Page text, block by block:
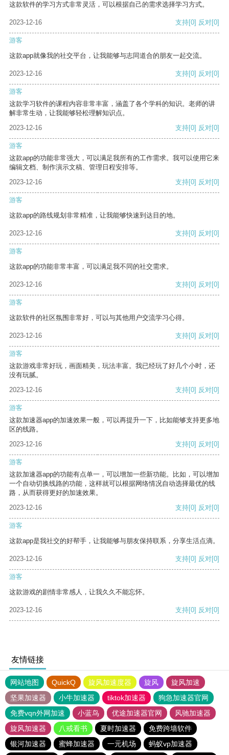
这款软件的学习方式非常灵活，可以根据自己的需求选择学习方式。
2023-12-16 支持[0] 反对[0]
游客
这款app就像我的社交平台，让我能够与志同道合的朋友一起交流。
2023-12-16 支持[0] 反对[0]
游客
这款学习软件的课程内容非常丰富，涵盖了各个学科的知识。老师的讲
解非常生动，让我能够轻松理解知识点。
2023-12-16
支持[0] 反对[0]
游客
这款app的功能非常强大，可以满足我所有的工作需求。我可以使用它来
编辑文档、制作演示文稿、管理日程安排等。
2023-12-16
支持[0] 反对[0]
游客
这款app的路线规划非常精准，让我能够快速到达目的地。
2023-12-16 支持[0] 反对[0]
游客
这款app的功能非常丰富，可以满足我不同的社交需求。
2023-12-16 支持[0] 反对[0]
游客
这款软件的社区氛围非常好，可以与其他用户交流学习心得。
2023-12-16 支持[0] 反对[0]
游客
这款游戏非常好玩，画面精美，玩法丰富。我已经玩了好几个小时，还
没有玩腻。
2023-12-16
支持[0] 反对[0]
游客
这款加速器app的加速效果一般，可以再提升一下，比如能够支持更多地
区的线路。
2023-12-16
支持[0] 反对[0]
游客
这款加速器app的功能有点单一，可以增加一些新功能。比如，可以增加
一个自动切换线路的功能，这样就可以根据网络情况自动选择最优的线
路，从而获得更好的加速效果。
2023-12-16
支持[0] 反对[0]
游客
这款app是我社交的好帮手，让我能够与朋友保持联系，分享生活点滴。
2023-12-16 支持[0] 反对[0]
游客
这款游戏的剧情非常感人，让我久久不能忘怀。
2023-12-16 支持[0] 反对[0]
友情链接
网站地图 QuickQ 旋风加速度器 旋风
旋风加速
坚果加速器
小牛加速器 tiktok加速器
狗急加速器官网
免费vqn外网加速
小蓝鸟 优途加速器官网
风驰加速器
旋风加速器
八戒看书 夏时加速器
免费跨墙软件
银河加速器
蜜蜂加速器 一元机场 蚂蚁vp加速器